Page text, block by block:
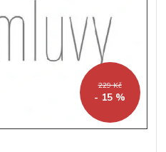
229 Kč
- 15 %